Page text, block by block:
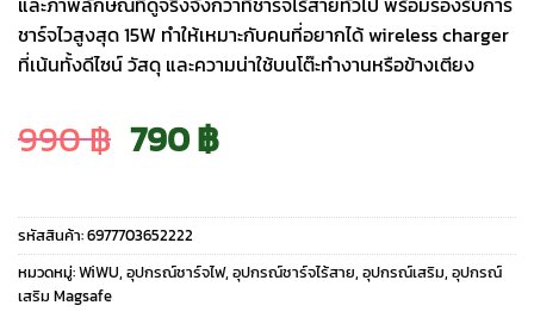
ชาร์จไวสูงสุด 15W ทำให้เหมาะกับคนที่อยากได้ wireless charger
ที่เน้นทั้งดีไซน์ วัสดุ และความน่าใช้บนโต๊ะทำงานหรือข้างเตียง
990฿ Original
price
was:
790฿Current
price
is:
รหัสสินค้า:6977703652222
หมวดหมู่:WiWU, อุปกรณ์ชาร์จไฟ, อุปกรณ์ชาร์จไร้สาย, อุปกรณ์เสริม, อุปกรณ์
เสริม Magsafe